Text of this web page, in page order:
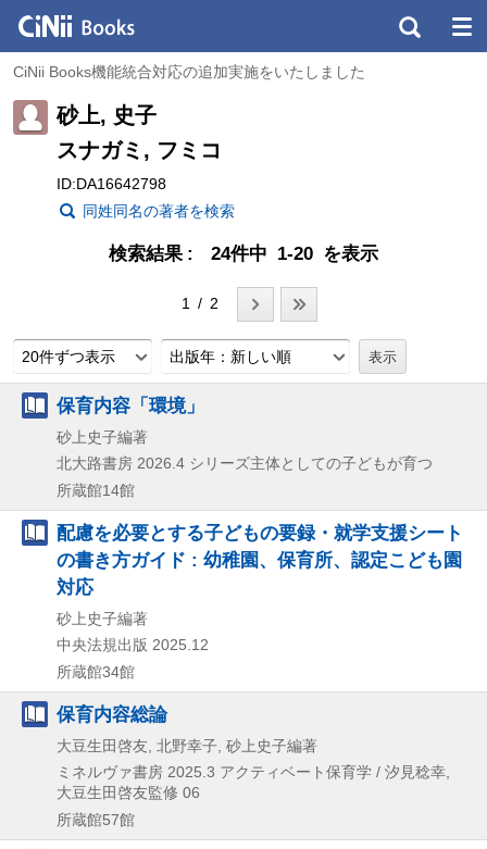
CiNii Books機能統合対応の追加実施をいたしました
砂上, 史子
スナガミ, フミコ
ID:DA16642798
同姓同名の著者を検索
検索結果 24件中 1-20 を表示
1 / 2
20件ずつ表示 出版年：新しい順
保育内容「環境」
砂上史子編著
北大路書房 2026.4 シリーズ主体としての子どもが育つ
所蔵館14館
配慮を必要とする子どもの要録・就学支援シート
の書き方ガイド : 幼稚園、保育所、認定こども園
対応
砂上史子編著
中央法規出版 2025.12
所蔵館34館
保育内容総論
大豆生田啓友, 北野幸子, 砂上史子編著
ミネルヴァ書房 2025.3 アクティベート保育学 / 汐見稔幸,
大豆生田啓友監修 06
所蔵館57館